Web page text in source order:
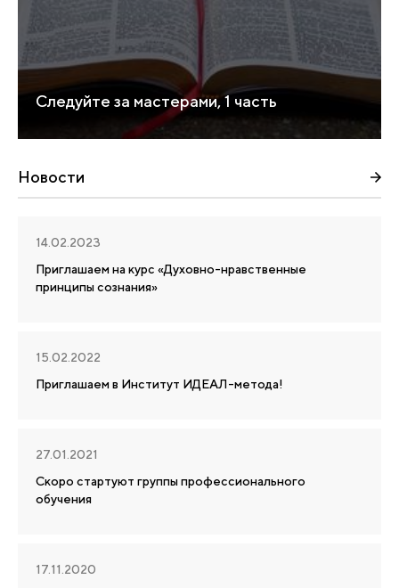
Следуйте за мастерами, 1 часть
Новости
14.02.2023
Приглашаем на курс «Духовно-нравственные
принципы сознания»
15.02.2022
Приглашаем в Институт ИДЕАЛ-метода!
27.01.2021
Скоро стартуют группы профессионального
обучения
17.11.2020